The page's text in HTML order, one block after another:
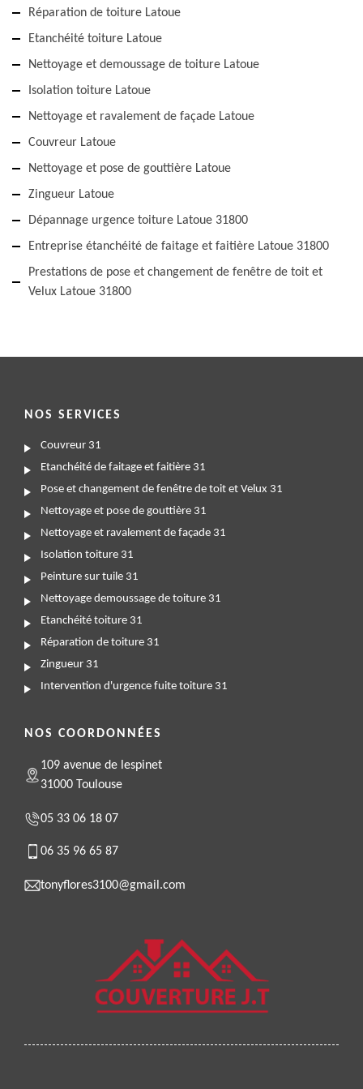
Réparation de toiture Latoue
Etanchéité toiture Latoue
Nettoyage et demoussage de toiture Latoue
Isolation toiture Latoue
Nettoyage et ravalement de façade Latoue
Couvreur Latoue
Nettoyage et pose de gouttière Latoue
Zingueur Latoue
Dépannage urgence toiture Latoue 31800
Entreprise étanchéité de faitage et faitière Latoue 31800
Prestations de pose et changement de fenêtre de toit et
Velux Latoue 31800
NOS SERVICES
Couvreur 31
Etanchéité de faitage et faitière 31
Pose et changement de fenêtre de toit et Velux 31
Nettoyage et pose de gouttière 31
Nettoyage et ravalement de façade 31
Isolation toiture 31
Peinture sur tuile 31
Nettoyage demoussage de toiture 31
Etanchéité toiture 31
Réparation de toiture 31
Zingueur 31
Intervention d'urgence fuite toiture 31
NOS COORDONNÉES
109 avenue de lespinet
31000 Toulouse
05 33 06 18 07
06 35 96 65 87
tonyflores3100@gmail.com